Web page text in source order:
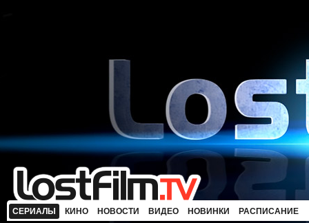
СЕРИАЛЫ КИНО НОВОСТИ ВИДЕО НОВИНКИ РАСПИСАНИЕ